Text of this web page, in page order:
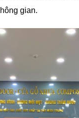
gian.